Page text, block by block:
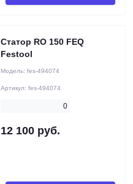
Статор RO 150 FEQ
Festool
Модель: fes-494074
Артикул: fes-494074
0
12 100 руб.